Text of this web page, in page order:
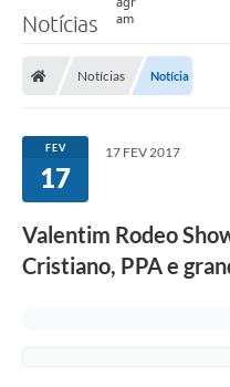
Notícias
Notícias Notícia
FEV
17
17 FEV 2017
Valentim Rodeo
Cristiano, PPA e